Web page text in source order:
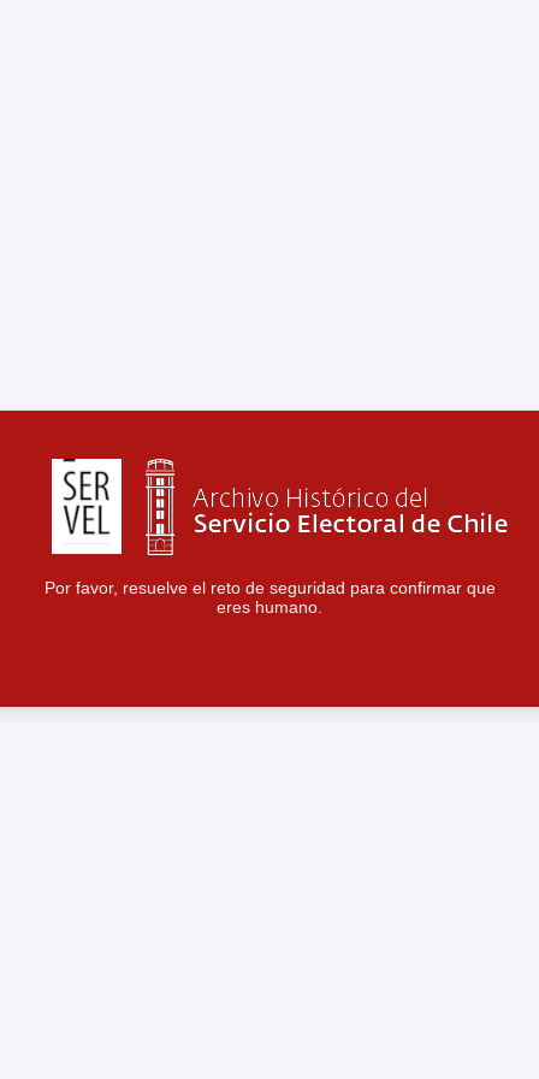
Por favor, resuelve el reto de seguridad para confirmar que
eres humano.